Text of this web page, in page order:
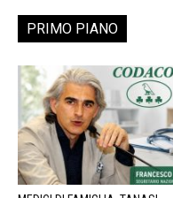
PRIMO PIANO